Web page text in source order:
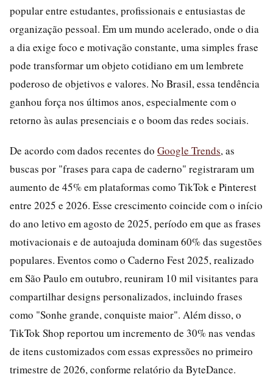
popular entre estudantes, profissionais e entusiastas de
organização pessoal. Em um mundo acelerado, onde o dia
a dia exige foco e motivação constante, uma simples frase
pode transformar um objeto cotidiano em um lembrete
poderoso de objetivos e valores. No Brasil, essa tendência
ganhou força nos últimos anos, especialmente com o
retorno às aulas presenciais e o boom das redes sociais.
De acordo com dados recentes do Google Trends, as
buscas por "frases para capa de caderno" registraram um
aumento de 45% em plataformas como TikTok e Pinterest
entre 2025 e 2026. Esse crescimento coincide com o início
do ano letivo em agosto de 2025, período em que as frases
motivacionais e de autoajuda dominam 60% das sugestões
populares. Eventos como o Caderno Fest 2025, realizado
em São Paulo em outubro, reuniram 10 mil visitantes para
compartilhar designs personalizados, incluindo frases
como "Sonhe grande, conquiste maior". Além disso, o
TikTok Shop reportou um incremento de 30% nas vendas
de itens customizados com essas expressões no primeiro
trimestre de 2026, conforme relatório da ByteDance.